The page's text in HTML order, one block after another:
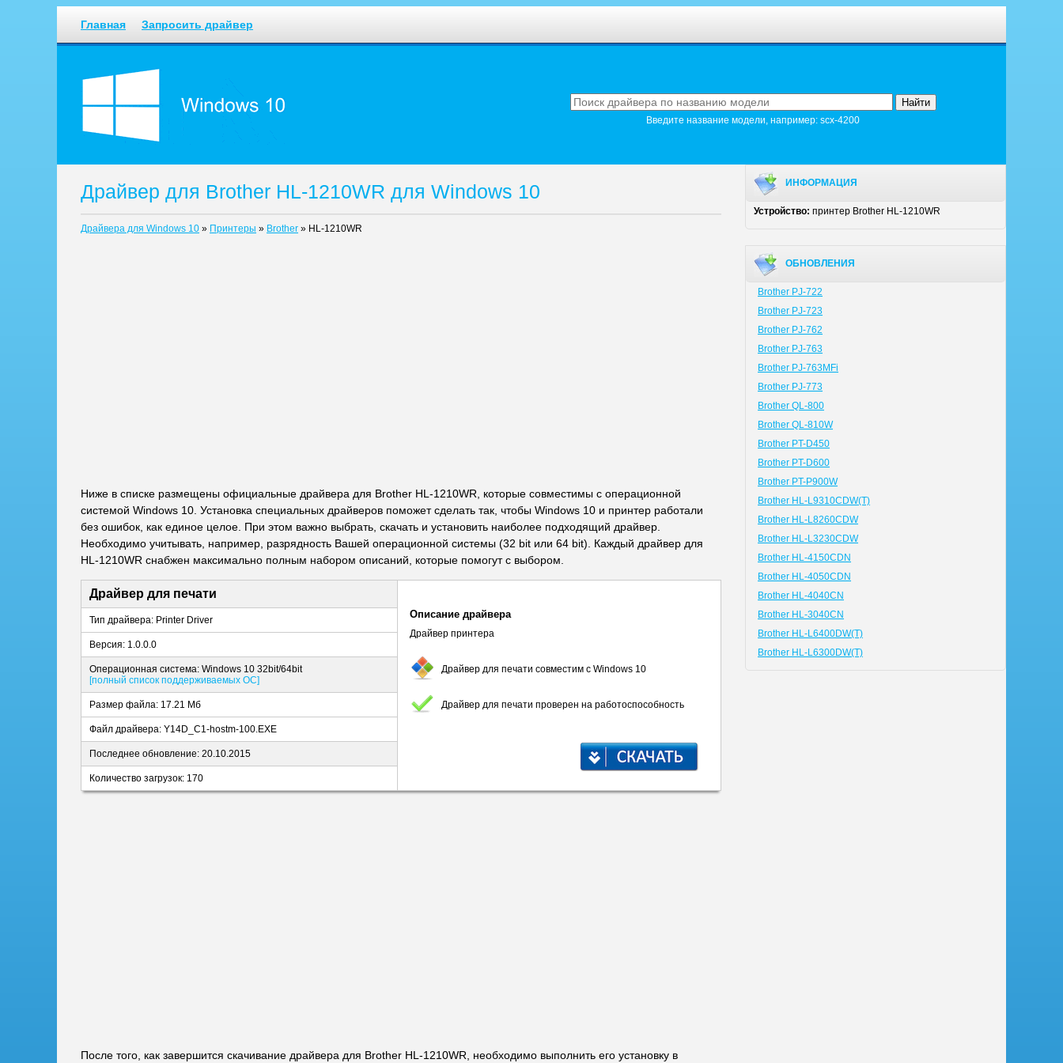
Главная Запросить драйвер
Введите название модели, например: scx-4200
Драйвер для Brother HL-1210WR для Windows 10
Драйвера для Windows 10 » Принтеры » Brother » HL-1210WR
Ниже в списке размещены официальные драйвера для Brother HL-1210WR, которые совместимы с операционной
системой Windows 10. Установка специальных драйверов поможет сделать так, чтобы Windows 10 и принтер работали
без ошибок, как единое целое. При этом важно выбрать, скачать и установить наиболее подходящий драйвер.
Необходимо учитывать, например, разрядность Вашей операционной системы (32 bit или 64 bit). Каждый драйвер для
HL-1210WR снабжен максимально полным набором описаний, которые помогут с выбором.
Драйвер для печати
Тип драйвера: Printer Driver
Версия: 1.0.0.0
Операционная система: Windows 10 32bit/64bit
[полный список поддерживаемых ОС]
Размер файла: 17.21 Мб
Файл драйвера: Y14D_C1-hostm-100.EXE
Последнее обновление: 20.10.2015
Количество загрузок: 170
Описание драйвера
Драйвер принтера
Драйвер для печати совместим с Windows 10
Драйвер для печати проверен на работоспособность
После того, как завершится скачивание драйвера для Brother HL-1210WR, необходимо выполнить его установку в
ИНФОРМАЦИЯ
Устройство: принтер Brother HL-1210WR
ОБНОВЛЕНИЯ
Brother PJ-722
Brother PJ-723
Brother PJ-762
Brother PJ-763
Brother PJ-763MFi
Brother PJ-773
Brother QL-800
Brother QL-810W
Brother PT-D450
Brother PT-D600
Brother PT-P900W
Brother HL-L9310CDW(T)
Brother HL-L8260CDW
Brother HL-L3230CDW
Brother HL-4150CDN
Brother HL-4050CDN
Brother HL-4040CN
Brother HL-3040CN
Brother HL-L6400DW(T)
Brother HL-L6300DW(T)